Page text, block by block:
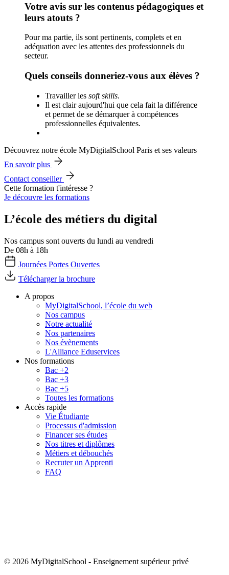
Votre avis sur les contenus pédagogiques et
leurs atouts ?
Pour ma partie, ils sont pertinents, complets et en
adéquation avec les attentes des professionnels du
secteur.
Quels conseils donneriez-vous aux élèves ?
Travailler les soft skills.
Il est clair aujourd'hui que cela fait la différence
et permet de se démarquer à compétences
professionnelles équivalentes.
Découvrez notre école MyDigitalSchool Paris et ses valeurs
En savoir plus
Contact conseiller
Cette formation t'intéresse ?
Je découvre les formations
L’école des métiers du digital
Nos campus sont ouverts du lundi au vendredi
De 08h à 18h
Journées Portes Ouvertes
Télécharger la brochure
A propos
MyDigitalSchool, l’école du web
Nos campus
Notre actualité
Nos partenaires
Nos évènements
L'Alliance Eduservices
Nos formations
Bac +2
Bac +3
Bac +5
Toutes les formations
Accès rapide
Vie Étudiante
Processus d'admission
Financer ses études
Nos titres et diplômes
Métiers et débouchés
Recruter un Apprenti
FAQ
© 2026 MyDigitalSchool - Enseignement supérieur privé